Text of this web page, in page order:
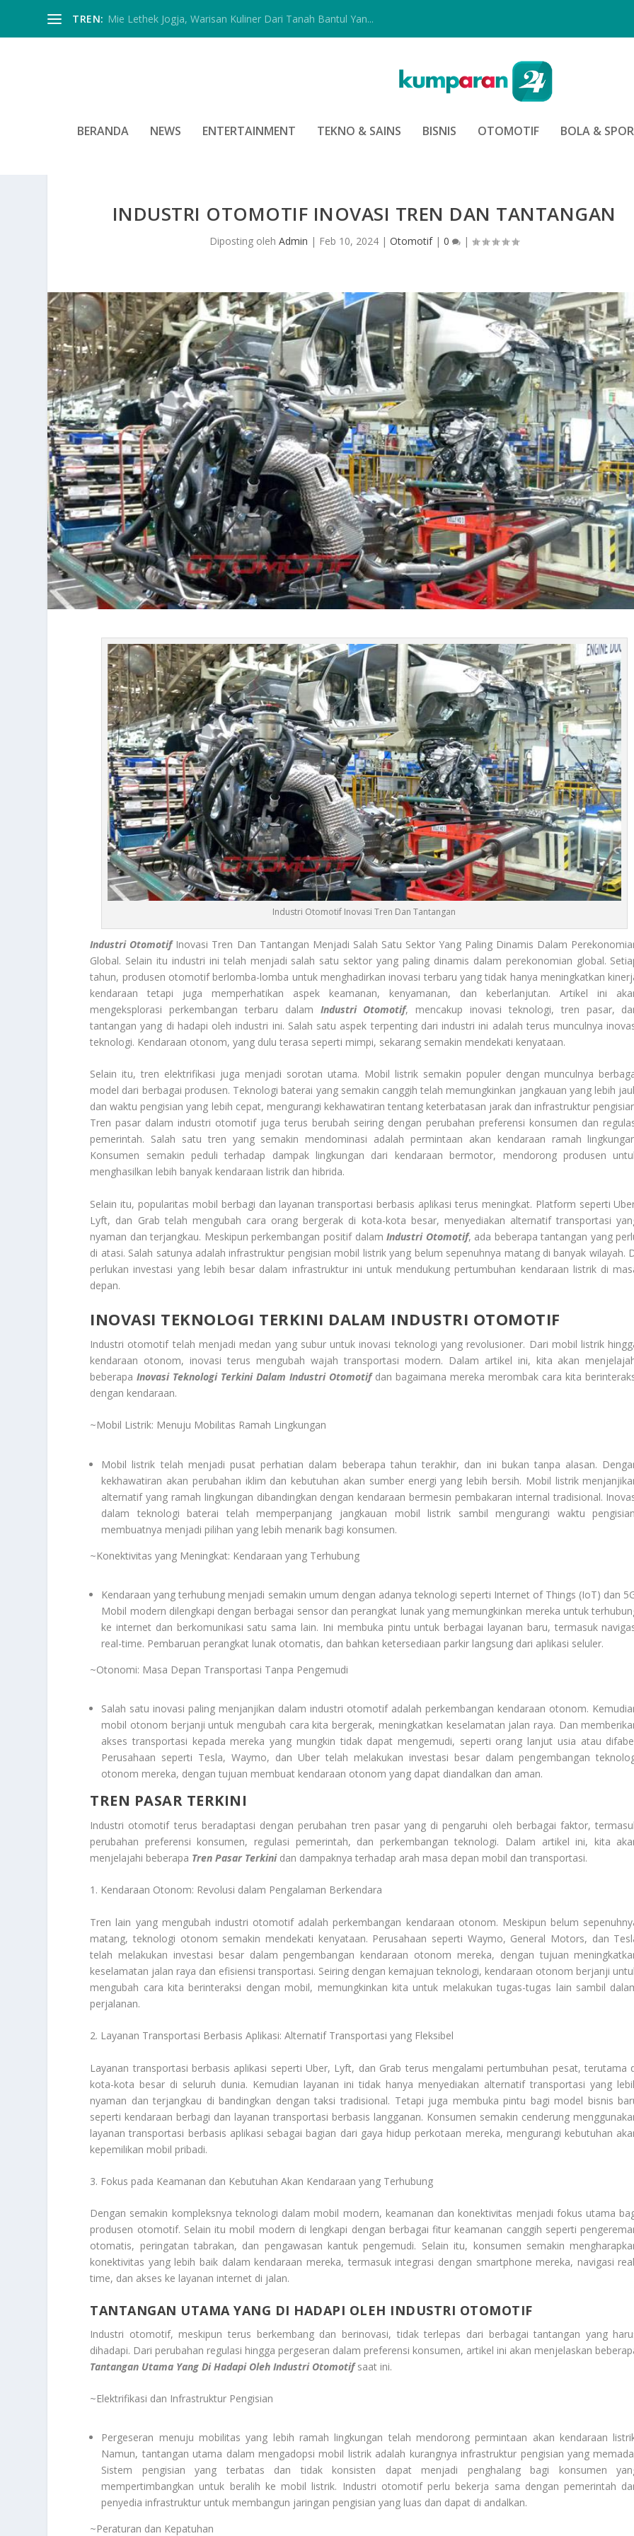
TREN: Mie Lethek Jogja, Warisan Kuliner Dari Tanah Bantul Yan...
BERANDA NEWS ENTERTAINMENT TEKNO & SAINS BISNIS OTOMOTIF BOLA &
INDUSTRI OTOMOTIF INOVASI TREN DAN TANTANGAN
Diposting olehAdmin | Feb 10, 2024 |Otomotif|0 |
Industri Otomotif Inovasi Tren Dan Tantangan
Industri Otomotif Inovasi Tren Dan Tantangan Menjadi Salah Satu Sektor Yang Paling Dinamis Dalam
Global. Selain itu industri ini telah menjadi salah satu sektor yang paling dinamis dalam perekonomian global.
tahun, produsen otomotif berlomba-lomba untuk menghadirkan inovasi terbaru yang tidak hanya meningkatkan
kendaraan tetapi juga memperhatikan aspek keamanan, kenyamanan, dan keberlanjutan. Artikel ini
mengeksplorasi perkembangan terbaru dalam Industri Otomotif, mencakup inovasi teknologi, tren pasar,
tantangan yang di hadapi oleh industri ini. Salah satu aspek terpenting dari industri ini adalah terus munculnya
teknologi. Kendaraan otonom, yang dulu terasa seperti mimpi, sekarang semakin mendekati kenyataan.
Selain itu, tren elektrifikasi juga menjadi sorotan utama. Mobil listrik semakin populer dengan munculnya
model dari berbagai produsen. Teknologi baterai yang semakin canggih telah memungkinkan jangkauan yang lebih
dan waktu pengisian yang lebih cepat, mengurangi kekhawatiran tentang keterbatasan jarak dan infrastruktur
Tren pasar dalam industri otomotif juga terus berubah seiring dengan perubahan preferensi konsumen dan
pemerintah. Salah satu tren yang semakin mendominasi adalah permintaan akan kendaraan ramah
Konsumen semakin peduli terhadap dampak lingkungan dari kendaraan bermotor, mendorong produsen
menghasilkan lebih banyak kendaraan listrik dan hibrida.
Selain itu, popularitas mobil berbagi dan layanan transportasi berbasis aplikasi terus meningkat. Platform seperti
Lyft, dan Grab telah mengubah cara orang bergerak di kota-kota besar, menyediakan alternatif transportasi
nyaman dan terjangkau. Meskipun perkembangan positif dalamIndustri Otomotif, ada beberapa tantangan yang
di atasi. Salah satunya adalah infrastruktur pengisian mobil listrik yang belum sepenuhnya matang di banyak wilayah.
perlukan investasi yang lebih besar dalam infrastruktur ini untuk mendukung pertumbuhan kendaraan listrik di
depan.
INOVASI TEKNOLOGI TERKINI DALAM INDUSTRI OTOMOTIF
Industri otomotif telah menjadi medan yang subur untuk inovasi teknologi yang revolusioner. Dari mobil listrik
kendaraan otonom, inovasi terus mengubah wajah transportasi modern. Dalam artikel ini, kita akan
beberapaInovasi Teknologi Terkini Dalam Industri Otomotifdan bagaimana mereka merombak cara kita
dengan kendaraan.
~Mobil Listrik: Menuju Mobilitas Ramah Lingkungan
Mobil listrik telah menjadi pusat perhatian dalam beberapa tahun terakhir, dan ini bukan tanpa alasan.
kekhawatiran akan perubahan iklim dan kebutuhan akan sumber energi yang lebih bersih. Mobil listrik
alternatif yang ramah lingkungan dibandingkan dengan kendaraan bermesin pembakaran internal tradisional.
dalam teknologi baterai telah memperpanjang jangkauan mobil listrik sambil mengurangi waktu
membuatnya menjadi pilihan yang lebih menarik bagi konsumen.
~Konektivitas yang Meningkat: Kendaraan yang Terhubung
Kendaraan yang terhubung menjadi semakin umum dengan adanya teknologi seperti Internet of Things (IoT) dan
Mobil modern dilengkapi dengan berbagai sensor dan perangkat lunak yang memungkinkan mereka untuk
ke internet dan berkomunikasi satu sama lain. Ini membuka pintu untuk berbagai layanan baru, termasuk
real-time. Pembaruan perangkat lunak otomatis, dan bahkan ketersediaan parkir langsung dari aplikasi seluler.
~Otonomi: Masa Depan Transportasi Tanpa Pengemudi
Salah satu inovasi paling menjanjikan dalam industri otomotif adalah perkembangan kendaraan otonom.
mobil otonom berjanji untuk mengubah cara kita bergerak, meningkatkan keselamatan jalan raya. Dan
akses transportasi kepada mereka yang mungkin tidak dapat mengemudi, seperti orang lanjut usia atau
Perusahaan seperti Tesla, Waymo, dan Uber telah melakukan investasi besar dalam pengembangan
otonom mereka, dengan tujuan membuat kendaraan otonom yang dapat diandalkan dan aman.
TREN PASAR TERKINI
Industri otomotif terus beradaptasi dengan perubahan tren pasar yang di pengaruhi oleh berbagai faktor,
perubahan preferensi konsumen, regulasi pemerintah, dan perkembangan teknologi. Dalam artikel ini, kita
menjelajahi beberapa Tren Pasar Terkinidan dampaknya terhadap arah masa depan mobil dan transportasi.
1. Kendaraan Otonom: Revolusi dalam Pengalaman Berkendara
Tren lain yang mengubah industri otomotif adalah perkembangan kendaraan otonom. Meskipun belum
matang, teknologi otonom semakin mendekati kenyataan. Perusahaan seperti Waymo, General Motors, dan
telah melakukan investasi besar dalam pengembangan kendaraan otonom mereka, dengan tujuan
keselamatan jalan raya dan efisiensi transportasi. Seiring dengan kemajuan teknologi, kendaraan otonom berjanji
mengubah cara kita berinteraksi dengan mobil, memungkinkan kita untuk melakukan tugas-tugas lain sambil
perjalanan.
2. Layanan Transportasi Berbasis Aplikasi: Alternatif Transportasi yang Fleksibel
Layanan transportasi berbasis aplikasi seperti Uber, Lyft, dan Grab terus mengalami pertumbuhan pesat, terutama
kota-kota besar di seluruh dunia. Kemudian layanan ini tidak hanya menyediakan alternatif transportasi yang
nyaman dan terjangkau di bandingkan dengan taksi tradisional. Tetapi juga membuka pintu bagi model bisnis
seperti kendaraan berbagi dan layanan transportasi berbasis langganan. Konsumen semakin cenderung
layanan transportasi berbasis aplikasi sebagai bagian dari gaya hidup perkotaan mereka, mengurangi kebutuhan
kepemilikan mobil pribadi.
3. Fokus pada Keamanan dan Kebutuhan Akan Kendaraan yang Terhubung
Dengan semakin kompleksnya teknologi dalam mobil modern, keamanan dan konektivitas menjadi fokus utama
produsen otomotif. Selain itu mobil modern di lengkapi dengan berbagai fitur keamanan canggih seperti
otomatis, peringatan tabrakan, dan pengawasan kantuk pengemudi. Selain itu, konsumen semakin
konektivitas yang lebih baik dalam kendaraan mereka, termasuk integrasi dengan smartphone mereka, navigasi
time, dan akses ke layanan internet di jalan.
TANTANGAN UTAMA YANG DI HADAPI OLEH INDUSTRI OTOMOTIF
Industri otomotif, meskipun terus berkembang dan berinovasi, tidak terlepas dari berbagai tantangan yang
dihadapi. Dari perubahan regulasi hingga pergeseran dalam preferensi konsumen, artikel ini akan menjelaskan
Tantangan Utama Yang Di Hadapi Oleh Industri Otomotifsaat ini.
~Elektrifikasi dan Infrastruktur Pengisian
Pergeseran menuju mobilitas yang lebih ramah lingkungan telah mendorong permintaan akan kendaraan
Namun, tantangan utama dalam mengadopsi mobil listrik adalah kurangnya infrastruktur pengisian yang
Sistem pengisian yang terbatas dan tidak konsisten dapat menjadi penghalang bagi konsumen
mempertimbangkan untuk beralih ke mobil listrik. Industri otomotif perlu bekerja sama dengan pemerintah
penyedia infrastruktur untuk membangun jaringan pengisian yang luas dan dapat di andalkan.
~Peraturan dan Kepatuhan